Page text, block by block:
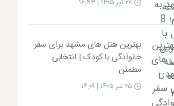
بهترین هتل های مشهد برای سفر
خانوادگی با کودک | انتخابی
مطمئن